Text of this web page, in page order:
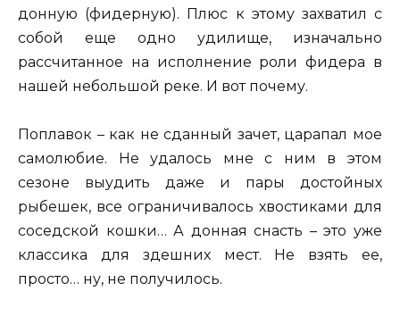
донную (фидерную). Плюс к этому захватил с
собой еще одно удилище, изначально
рассчитанное на исполнение роли фидера в
нашей небольшой реке. И вот почему.
Поплавок – как не сданный зачет, царапал мое
самолюбие. Не удалось мне с ним в этом
сезоне выудить даже и пары достойных
рыбешек, все ограничивалось хвостиками для
соседской кошки… А донная снасть – это уже
классика для здешних мест. Не взять ее,
просто… ну, не получилось.